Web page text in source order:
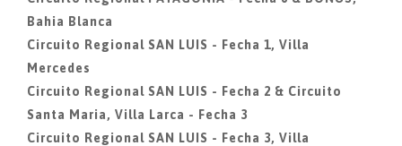
Bahia Blanca
Circuito Regional SAN LUIS - Fecha 1, Villa
Mercedes
Circuito Regional SAN LUIS - Fecha 2 & Circuito
Santa Maria, Villa Larca - Fecha 3
Circuito Regional SAN LUIS - Fecha 3, Villa